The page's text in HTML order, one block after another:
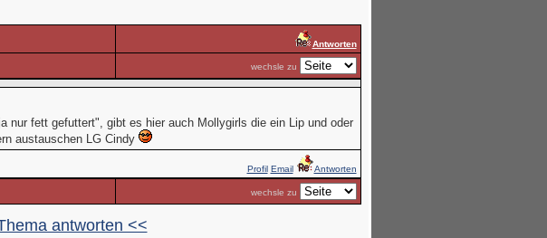
Antworten
wechsle zu
nur fett gefuttert", gibt es hier auch Mollygirls die ein Lip und oder
austauschen LG Cindy
Profil Email Antworten
wechsle zu
antworten <<